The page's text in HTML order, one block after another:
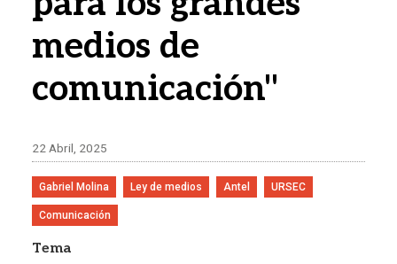
medios de
comunicación"
22 Abril, 2025
Gabriel Molina Ley de medios Antel URSEC
Comunicación
Tema